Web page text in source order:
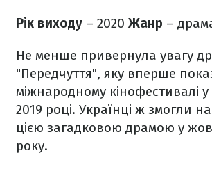
Рік виходу – 2020 Жанр –
Не менше привернула увагу
"Передчуття", яку вперше
міжнародному кінофестивалі у
2019 році. Українці ж змогли
цією загадковою драмою у
року.